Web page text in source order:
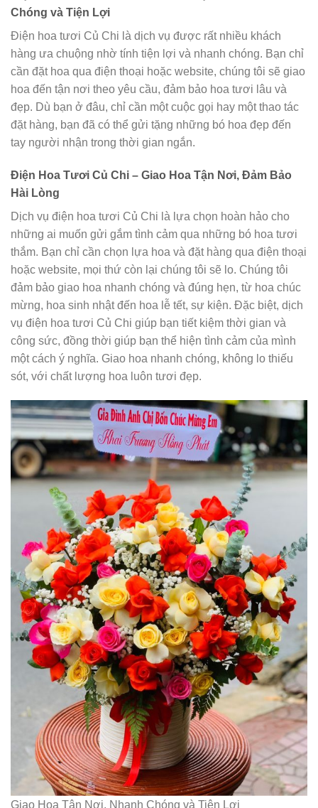
Chóng và Tiện Lợi
Điện hoa tươi Củ Chi là dịch vụ được rất nhiều khách
hàng ưa chuộng nhờ tính tiện lợi và nhanh chóng. Bạn chỉ
cần đặt hoa qua điện thoại hoặc website, chúng tôi sẽ giao
hoa đến tận nơi theo yêu cầu, đảm bảo hoa tươi lâu và
đẹp. Dù bạn ở đâu, chỉ cần một cuộc gọi hay một thao tác
đặt hàng, bạn đã có thể gửi tặng những bó hoa đẹp đến
tay người nhận trong thời gian ngắn.
Điện Hoa Tươi Củ Chi – Giao Hoa Tận Nơi, Đảm Bảo
Hài Lòng
Dịch vụ điện hoa tươi Củ Chi là lựa chọn hoàn hảo cho
những ai muốn gửi gắm tình cảm qua những bó hoa tươi
thắm. Bạn chỉ cần chọn lựa hoa và đặt hàng qua điện thoại
hoặc website, mọi thứ còn lại chúng tôi sẽ lo. Chúng tôi
đảm bảo giao hoa nhanh chóng và đúng hẹn, từ hoa chúc
mừng, hoa sinh nhật đến hoa lễ tết, sự kiện. Đặc biệt, dịch
vụ điện hoa tươi Củ Chi giúp bạn tiết kiệm thời gian và
công sức, đồng thời giúp bạn thể hiện tình cảm của mình
một cách ý nghĩa. Giao hoa nhanh chóng, không lo thiếu
sót, với chất lượng hoa luôn tươi đẹp.
Giao Hoa Tận Nơi, Nhanh Chóng và Tiện Lợi